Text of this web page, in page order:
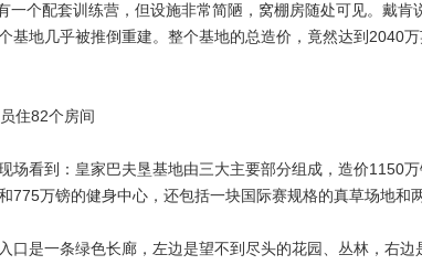
一个配套训练营，但设施非常简陋，窝棚房随处可见。戴肯
基地几乎被推倒重建。整个基地的总造价，竟然达到2040
82个房间
看到：皇家巴夫垦基地由三大主要部分组成，造价1150万
775万镑的健身中心，还包括一块国际赛规格的真草场地和
是一条绿色长廊，左边是望不到尽头的花园、丛林，右边